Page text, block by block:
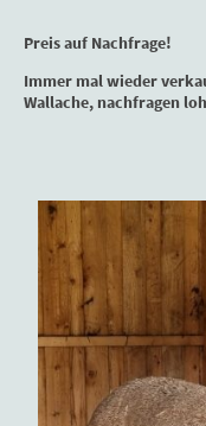
Preis auf Nachfrage!
Immer mal wieder
Wallache, nachfragen